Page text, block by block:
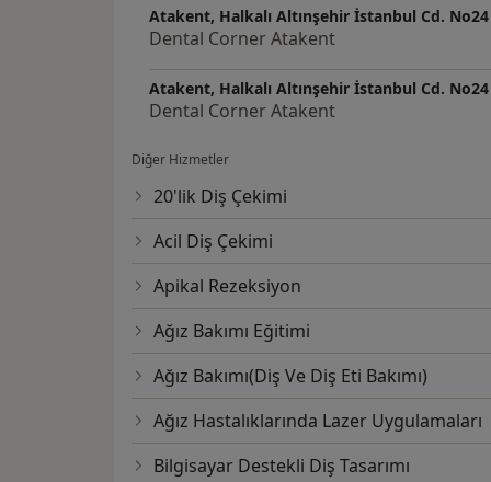
Atakent, Halkalı Altınşehir İstanbul Cd.
Dental Corner Atakent
Atakent, Halkalı Altınşehir İstanbul Cd.
Dental Corner Atakent
Diğer Hizmetler
20'lik Diş Çekimi
Acil Diş Çekimi
Apikal Rezeksiyon
Ağız Bakımı Eğitimi
Ağız Bakımı(Diş Ve Diş Eti Bakımı)
Ağız Hastalıklarında Lazer Uygulamaları
Bilgisayar Destekli Diş Tasarımı